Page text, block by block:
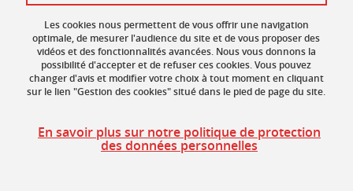
Gestion des cookies
Accessibilité : non conforme
Les cookies nous permettent de vous offrir une navigation
optimale, de mesurer l'audience du site et de vous proposer des
vidéos et des fonctionnalités avancées. Nous vous donnons la
possibilité d'accepter et de refuser ces cookies. Vous pouvez
changer d'avis et modifier votre choix à tout moment en cliquant
sur le lien "Gestion des cookies" situé dans le pied de page du site.
En savoir plus sur notre politique de protection
des données personnelles